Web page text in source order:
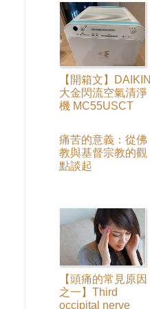
【開箱文】DAIKIN
大金閃流空氣清淨
機 MC55USCT
痛苦的意義：從佛
教與基督宗教的觀
點談起
【頭痛的常見原因
之一】Third
occipital nerve